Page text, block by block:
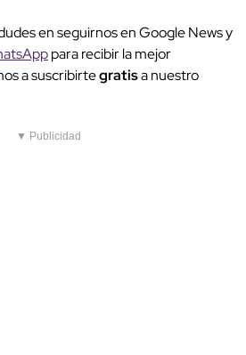
en seguirnos en Google News y
para recibir la mejor
a suscribirtegratisa nuestro
▼ Publicidad